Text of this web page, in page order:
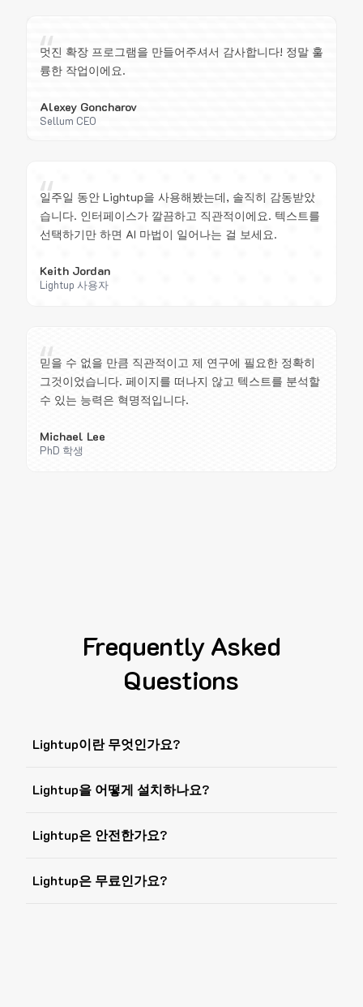
“
멋진 확장 프로그램을 만들어주셔서 감사합니다! 정말 훌
륭한 작업이에요.
Alexey Goncharov
Sellum CEO
“
일주일 동안 Lightup을 사용해봤는데, 솔직히 감동받았
습니다. 인터페이스가 깔끔하고 직관적이에요. 텍스트를
선택하기만 하면 AI 마법이 일어나는 걸 보세요.
Keith Jordan
Lightup 사용자
“
믿을 수 없을 만큼 직관적이고 제 연구에 필요한 정확히
그것이었습니다. 페이지를 떠나지 않고 텍스트를 분석할
수 있는 능력은 혁명적입니다.
Michael Lee
PhD 학생
Frequently Asked
Questions
Lightup이란 무엇인가요?
Lightup을 어떻게 설치하나요?
Lightup은 안전한가요?
Lightup은 무료인가요?